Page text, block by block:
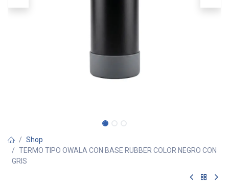
Shop
TERMO TIPO OWALA CON BASE RUBBER COLOR NEGRO CON
GRIS